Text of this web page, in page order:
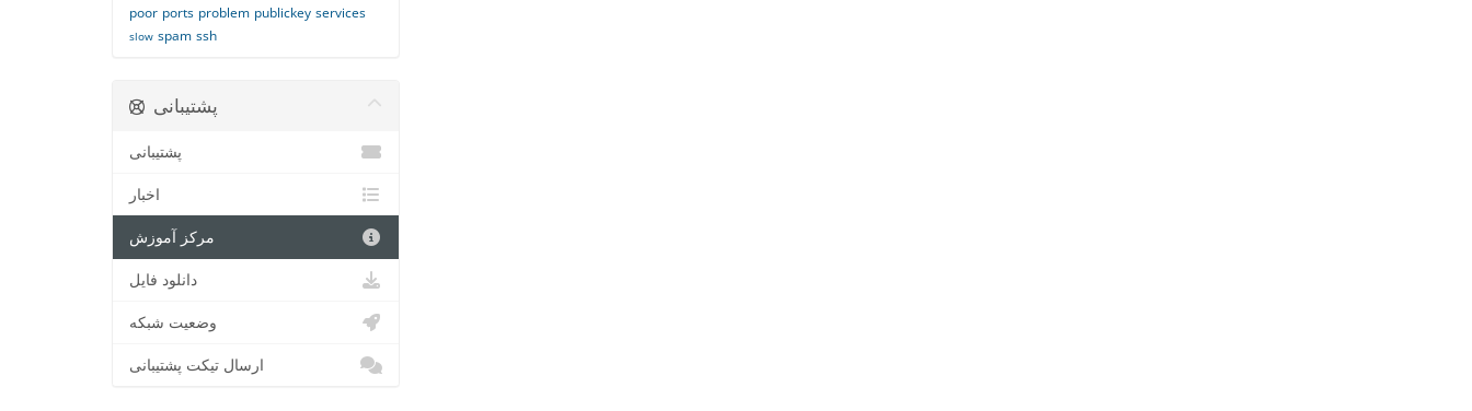
poor ports problem publickey services
slow spam ssh
پشتیبانی
پشتیبانی
اخبار
مرکز آموزش
دانلود فایل
وضعیت شبکه
ارسال تیکت پشتیبانی